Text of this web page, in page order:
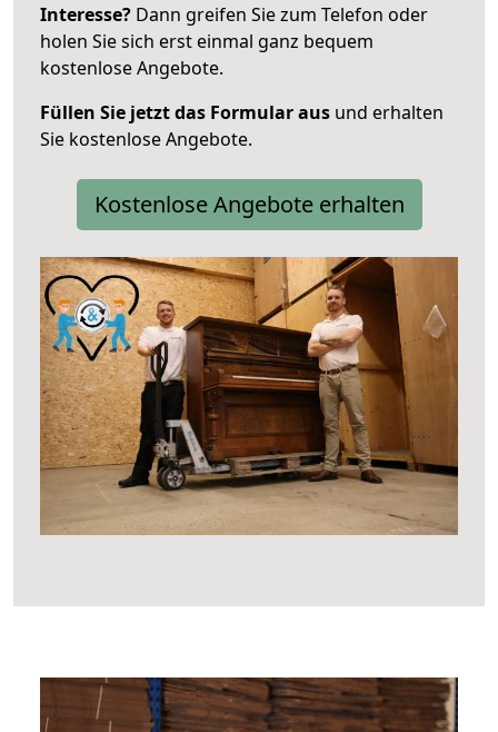
Interesse? Dann greifen Sie zum Telefon oder
holen Sie sich erst einmal ganz bequem
kostenlose Angebote.
Füllen Sie jetzt das Formular aus und erhalten
Sie kostenlose Angebote.
Kostenlose Angebote erhalten